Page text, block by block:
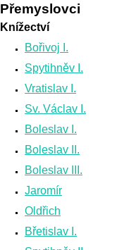
Přemyslovci
Knížectví
Bořivoj I.
Spytihněv I.
Vratislav I.
Sv. Václav I.
Boleslav I.
Boleslav II.
Boleslav III.
Jaromír
Oldřich
Břetislav I.